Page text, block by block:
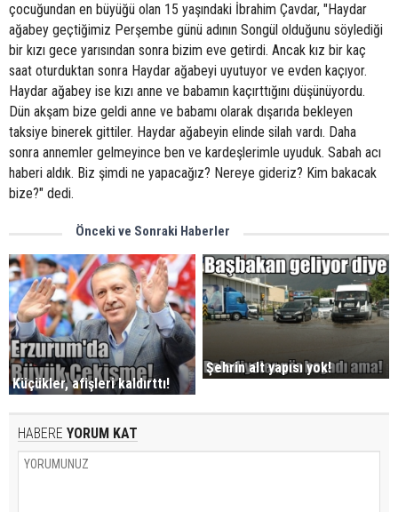
çocuğundan en büyüğü olan 15 yaşındaki İbrahim Çavdar, "Haydar
ağabey geçtiğimiz Perşembe günü adının Songül olduğunu söylediği
bir kızı gece yarısından sonra bizim eve getirdi. Ancak kız bir kaç
saat oturduktan sonra Haydar ağabeyi uyutuyor ve evden kaçıyor.
Haydar ağabey ise kızı anne ve babamın kaçırttığını düşünüyordu.
Dün akşam bize geldi anne ve babamı olarak dışarıda bekleyen
taksiye binerek gittiler. Haydar ağabeyin elinde silah vardı. Daha
sonra annemler gelmeyince ben ve kardeşlerimle uyuduk. Sabah acı
haberi aldık. Biz şimdi ne yapacağız? Nereye gideriz? Kim bakacak
bize?" dedi.
Önceki ve Sonraki Haberler
Küçükler, afişleri kaldırttı!
Şehrin alt yapısı yok!
HABERE YORUM KAT